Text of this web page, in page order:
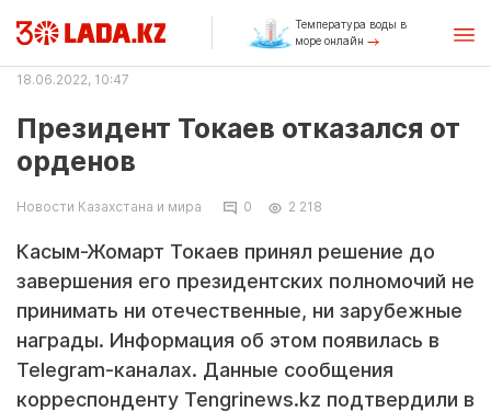
Температура воды в
море онлайн
18.06.2022, 10:47
Президент Токаев отказался от
орденов
Новости Казахстана и мира 0 2 218
Касым-Жомарт Токаев принял решение до
завершения его президентских полномочий не
принимать ни отечественные, ни зарубежные
награды. Информация об этом появилась в
Telegram-каналах. Данные сообщения
корреспонденту Tengrinews.kz подтвердили в